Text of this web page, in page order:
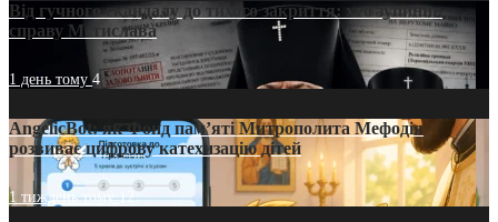
Від гучного скандалу до тихого закриття: хто зупинив
справу Мстислава
1 день тому4
AngelicBot: як Фонд пам’яті Митрополита Мефодія
розвиває цифрову катехизацію дітей
1 тиждень тому12